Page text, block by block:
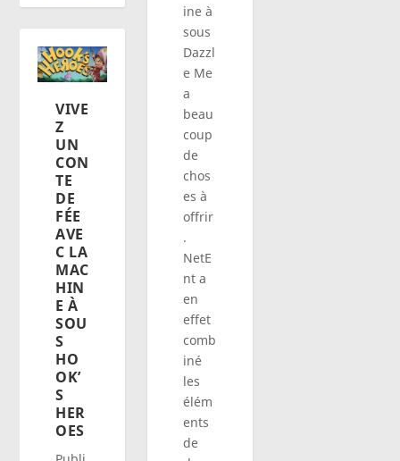
VIVE
Z
UN
CON
TE
DE
FÉE
AVE
C LA
MAC
HIN
E À
SOU
S
HO
OK’
S
HER
OES
ine à
sous
Dazzl
e Me
a
beau
coup
de
chos
es à
offrir
.
NetE
nt a
en
effet
comb
iné
les
élém
ents
de